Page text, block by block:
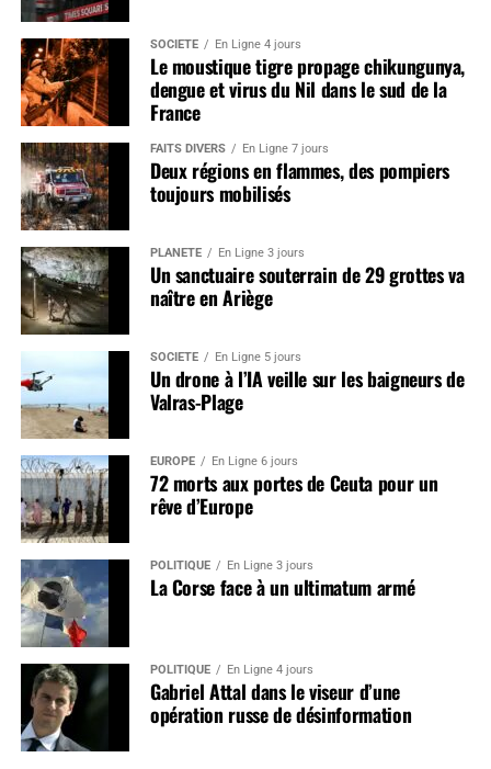
SOCIÉTÉ En Ligne 4 jours
Le moustique tigre propage chikungunya,
dengue et virus du Nil dans le sud de la
France
FAITS DIVERS En Ligne 7 jours
Deux régions en flammes, des pompiers
toujours mobilisés
PLANÈTE En Ligne 3 jours
Un sanctuaire souterrain de 29 grottes va
naître en Ariège
SOCIÉTÉ En Ligne 5 jours
Un drone à l’IA veille sur les baigneurs de
Valras-Plage
EUROPE En Ligne 6 jours
72 morts aux portes de Ceuta pour un
rêve d’Europe
POLITIQUE En Ligne 3 jours
La Corse face à un ultimatum armé
POLITIQUE En Ligne 4 jours
Gabriel Attal dans le viseur d’une
opération russe de désinformation